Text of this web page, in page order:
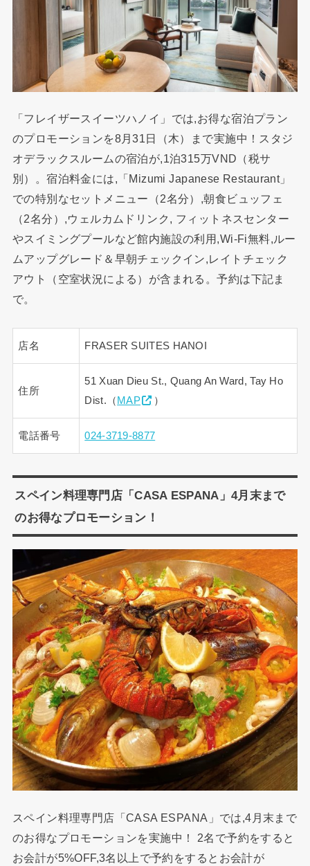
「フレイザースイーツハノイ」では,お得な宿泊プラン
のプロモーションを8月31日（木）まで実施中！スタジ
オデラックスルームの宿泊が,1泊315万VND（税サ
別）。宿泊料金には,「Mizumi Japanese Restaurant」
での特別なセットメニュー（2名分）,朝食ビュッフェ
（2名分）,ウェルカムドリンク, フィットネスセンター
やスイミングプールなど館内施設の利用,Wi-Fi無料,ルー
ムアップグレード＆早朝チェックイン,レイトチェック
アウト（空室状況による）が含まれる。予約は下記ま
で。
店名 FRASER SUITES HANOI
住所
51 Xuan Dieu St., Quang An Ward, Tay Ho
Dist.（ MAP ）
電話番号 024-3719-8877
スペイン料理専門店「CASA ESPANA」4月末まで
のお得なプロモーション！
スペイン料理専門店「CASA ESPANA」では,4月末まで
のお得なプロモーションを実施中！ 2名で予約をすると
お会計が5%OFF,3名以上で予約をするとお会計が